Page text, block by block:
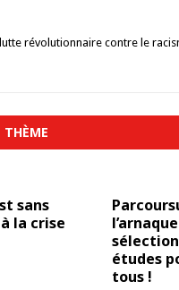
révolutionnaire contre le
THÈME
sans
la crise
études
tous !